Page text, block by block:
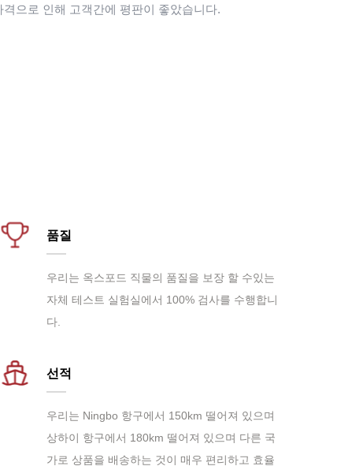
으로 인해 고객간에 평판이 좋았습니다.
품질
우리는 옥스포드 직물의 품질을 보장 할 수있는
자체 테스트 실험실에서 100% 검사를 수행합니
다.
선적
우리는 Ningbo 항구에서 150km 떨어져 있으며
상하이 항구에서 180km 떨어져 있으며 다른 국
가로 상품을 배송하는 것이 매우 편리하고 효율